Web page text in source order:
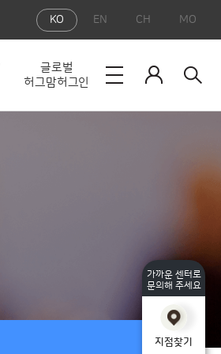
KO EN CH MO
글로벌
허그맘허그인
가까운 센터로
문의해 주세요
지점찾기